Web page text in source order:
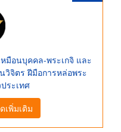
มือนบุคคล-พระเกจิ และ
วิจิตร ฝีมือการหล่อพระ
ระเทศ
เพิ่มเติม